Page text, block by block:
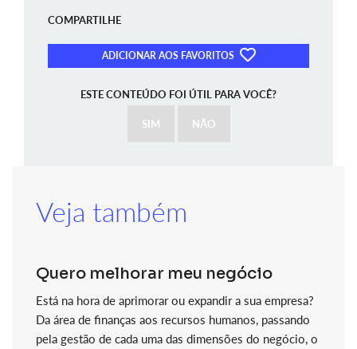
COMPARTILHE
ADICIONAR AOS FAVORITOS
ESTE CONTEÚDO FOI ÚTIL PARA VOCÊ?
SIM NÃO
Veja também
Quero melhorar meu negócio
Está na hora de aprimorar ou expandir a sua empresa?
Da área de finanças aos recursos humanos, passando
pela gestão de cada uma das dimensões do negócio, o